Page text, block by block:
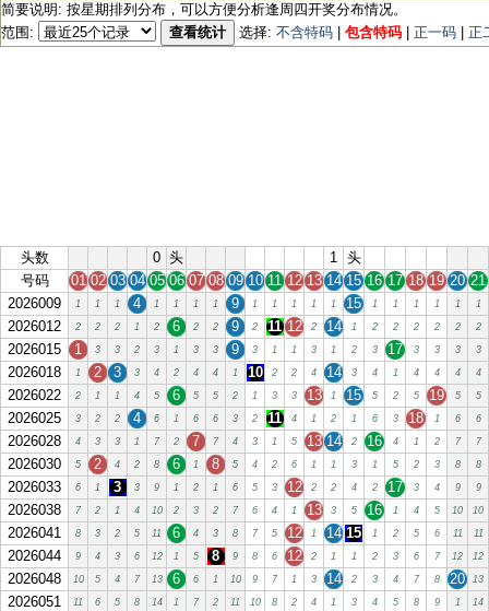
简要说明: 按星期排列分布，可以方便分析逢周四开奖分布情况。
范围:
查看统计 选择: 不含特码 包含特码 正一码 正
头数 0 头 1 头
号码
01 02 03 04 05 06 07 08 09 10 11 12 13 14 15 16 17 18 19 20 21
2026009
1 1 1 4 1 1 1 1 9 1 1 1 1 1 15 1 1 1 1 1 1
2026012 2 2 2 1 2 6 2 2 9 2 11 12 2 14 1 2 2 2 2 2 2
2026015 1 3 3 2 3 1 3 3 9 3 1 1 3 1 2 3 17 3 3 3 3
2026018 1 2 3 3 4 2 4 4 1 10 2 2 4 14 3 4 1 4 4 4 4
2026022 2 1 1 4 5 6 5 5 2 1 3 3 13 1 15 5 2 5 19 5 5
2026025 3 2 2 4 6 1 6 6 3 2 11 4 1 2 1 6 3 18 1 6 6
2026028 4 3 3 1 7 2 7 7 4 3 1 5 13 14 2 16 4 1 2 7 7
2026030 5 2 4 2 8 6 1 8 5 4 2 6 1 1 3 1 5 2 3 8 8
2026033 6 1 3 3 9 1 2 1 6 5 3 12 2 2 4 2 17 3 4 9 9
2026038 7 2 1 4 10 2 3 2 7 6 4 1 13 3 5 16 1 4 5 10 10
2026041 8 3 2 5 11 6 4 3 8 7 5 12 1 14 15 1 2 5 6 11 11
2026044 9 4 3 6 12 1 5 8 9 8 6 12 2 1 1 2 3 6 7 12 12
2026048 10 5 4 7 13 6 6 1 10 9 7 1 3 14 2 3 4 7 8 20 13
2026051 11 6 5 8 14 1 7 2 11 10 8 2 4 1 3 4 5 8 9 1 14